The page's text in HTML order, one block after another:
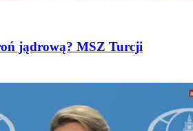
jądrową? MSZ Turcji